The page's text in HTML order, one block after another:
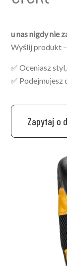
u nas nigdy nie
Wyślij produkt
✅ Oceniasz
✅ Podejmujesz
Zapytaj o